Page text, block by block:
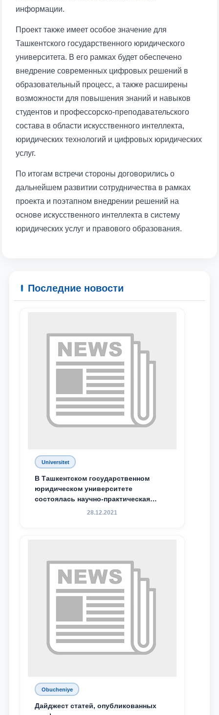
информации.
Проект также имеет особое значение для
Ташкентского государственного юридического
университета. В его рамках будет обеспечено
внедрение современных цифровых решений в
образовательный процесс, а также расширены
возможности для повышения знаний и навыков
студентов и профессорско-преподавательского
состава в области искусственного интеллекта,
юридических технологий и цифровых юридических
услуг.
По итогам встречи стороны договорились о
дальнейшем развитии сотрудничества в рамках
проекта и поэтапном внедрении решений на
основе искусственного интеллекта в систему
юридических услуг и правового образования.
Последние новости
Universitet
В Ташкентском государственном
юридическом университете
состоялась научно-практическая
конференция магистрантов
28.12.2021
Obucheniye
Дайджест статей, опубликованных